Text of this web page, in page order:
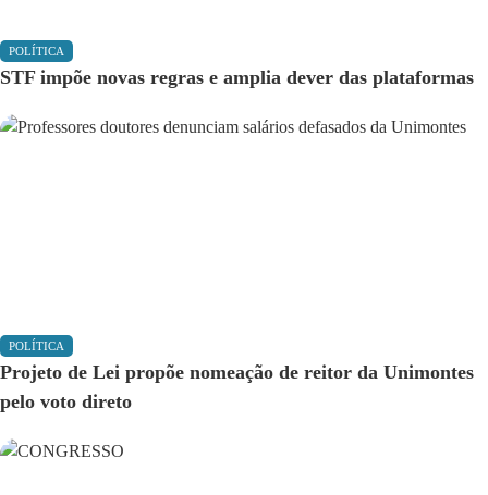
POLÍTICA
STF impõe novas regras e amplia dever das plataformas
POLÍTICA
Projeto de Lei propõe nomeação de reitor da Unimontes
pelo voto direto